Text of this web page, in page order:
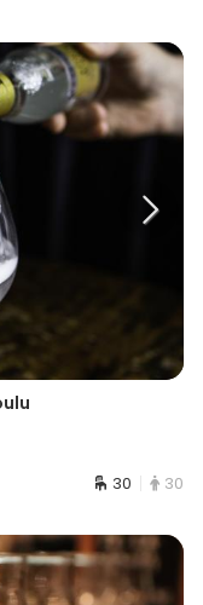
30 30